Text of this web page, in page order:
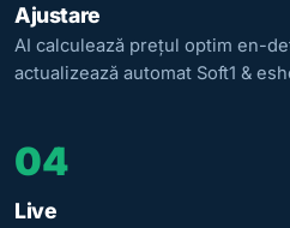
Ajustare
AI calculează prețul optim en-
actualizează automat Soft1 &
04
Live